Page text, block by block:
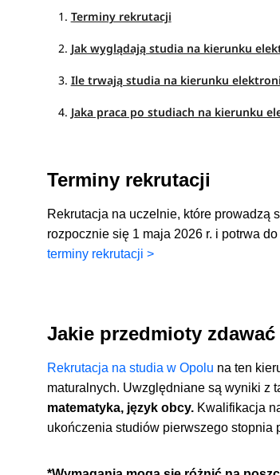
Terminy rekrutacji
Jak wyglądają studia na kierunku
Ile trwają studia na kierunku
Jaka praca po studiach na kierunku
Terminy rekrutacji
Rekrutacja na uczelnie, które prowadzą
rozpocznie się 1 maja 2026 r. i potrwa do
terminy rekrutacji >
Jakie przedmioty
Rekrutacja na studia w Opolu na ten
maturalnych. Uwzględniane są wyniki z
matematyka, język obcy. Kwalifikacja
ukończenia studiów pierwszego stopnia